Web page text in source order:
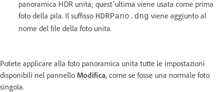
panoramica HDR unita; quest’ultima viene usata come prima
foto della pila. Il suffisso HDRPano.dng viene aggiunto al
nome del file della foto unita.
Potete applicare alla foto panoramica unita tutte le impostazioni
disponibili nel pannello Modifica, come se fosse una normale foto
singola.